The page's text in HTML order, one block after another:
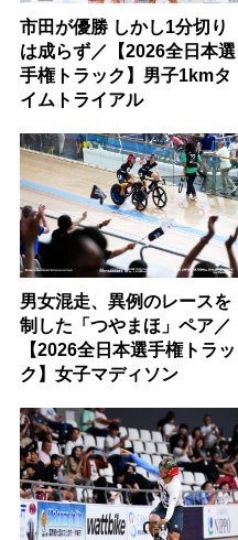
市田が優勝 しかし1分切り
は成らず／【2026全日本選
手権トラック】男子1kmタ
イムトライアル
男女混走、異例のレースを
制した「つやまほ」ペア／
【2026全日本選手権トラッ
ク】女子マディソン